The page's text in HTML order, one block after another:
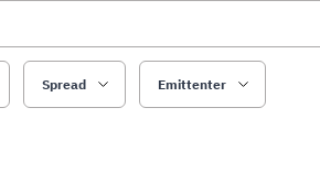
Spread Emittenter